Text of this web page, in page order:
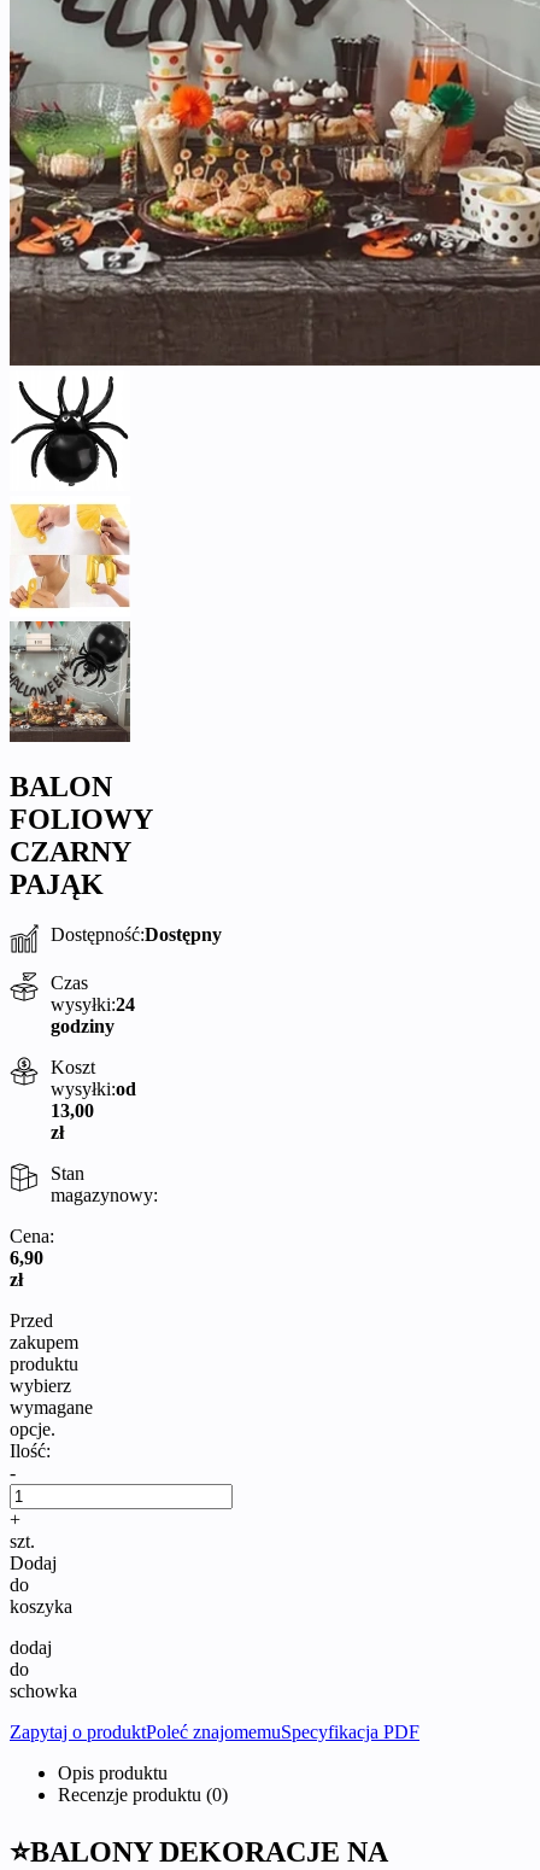
BALON
FOLIOWY
CZARNY
PAJĄK
Dostępność:Dostępny
Czas
wysyłki:24
godziny
Koszt
wysyłki:od
13,00
zł
Stan
magazynowy:
Cena:
6,90
zł
Przed
zakupem
produktu
wybierz
wymagane
opcje.
Ilość:
-
+
szt.
Dodaj
do
koszyka
dodaj
do
schowka
Zapytaj o produktPoleć znajomemuSpecyfikacja PDF
Opis produktu
Recenzje produktu (0)
⭐BALONY DEKORACJE NA